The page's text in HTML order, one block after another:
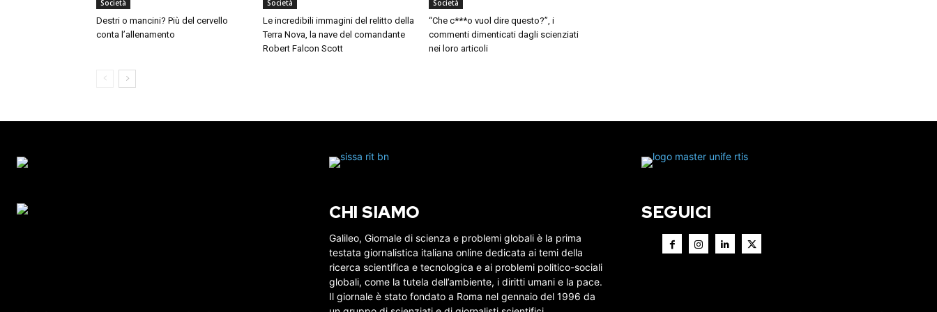
Società
Destri o mancini? Più del cervello
conta l’allenamento
Società
Le incredibili immagini del relitto della
Terra Nova, la nave del comandante
Robert Falcon Scott
Società
“Che c***o vuol dire questo?”, i
commenti dimenticati dagli scienziati
nei loro articoli
CHI SIAMO
Galileo, Giornale di scienza e problemi globali è la prima
testata giornalistica italiana online dedicata ai temi della
ricerca scientifica e tecnologica e ai problemi politico-sociali
globali, come la tutela dell’ambiente, i diritti umani e la pace.
Il giornale è stato fondato a Roma nel gennaio del 1996 da
SEGUICI